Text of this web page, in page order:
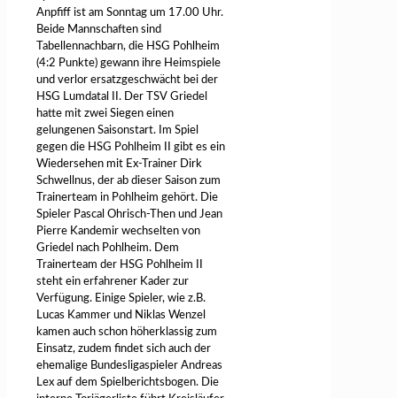
Anpfiff ist am Sonntag um 17.00 Uhr.
Beide Mannschaften sind
Tabellennachbarn, die HSG Pohlheim
(4:2 Punkte) gewann ihre Heimspiele
und verlor ersatzgeschwächt bei der
HSG Lumdatal II. Der TSV Griedel
hatte mit zwei Siegen einen
gelungenen Saisonstart. Im Spiel
gegen die HSG Pohlheim II gibt es ein
Wiedersehen mit Ex-Trainer Dirk
Schwellnus, der ab dieser Saison zum
Trainerteam in Pohlheim gehört. Die
Spieler Pascal Ohrisch-Then und Jean
Pierre Kandemir wechselten von
Griedel nach Pohlheim. Dem
Trainerteam der HSG Pohlheim II
steht ein erfahrener Kader zur
Verfügung. Einige Spieler, wie z.B.
Lucas Kammer und Niklas Wenzel
kamen auch schon höherklassig zum
Einsatz, zudem findet sich auch der
ehemalige Bundesligaspieler Andreas
Lex auf dem Spielberichtsbogen. Die